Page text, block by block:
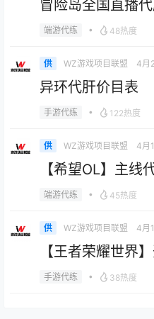
冒险岛全国直播
端游代练 • 48热度
供 WZ游戏项目联盟 4月
异环代肝价目表
手游代练 • 122热度
供 WZ游戏项目联盟 4月
【希望OL】主线
端游代练 • 45热度
供 WZ游戏项目联盟 4月
【王者荣耀世界
手游代练 • 38热度